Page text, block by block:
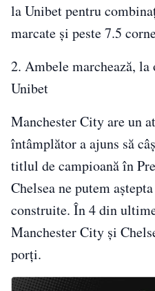
la Unibet pentru
marcate și peste 7.5
2. Ambele marchează,
Unibet
Manchester City are un
întâmplător a ajuns să
titlul de campioană în
Chelsea ne putem
construite. În 4 din
Manchester City și
porți.